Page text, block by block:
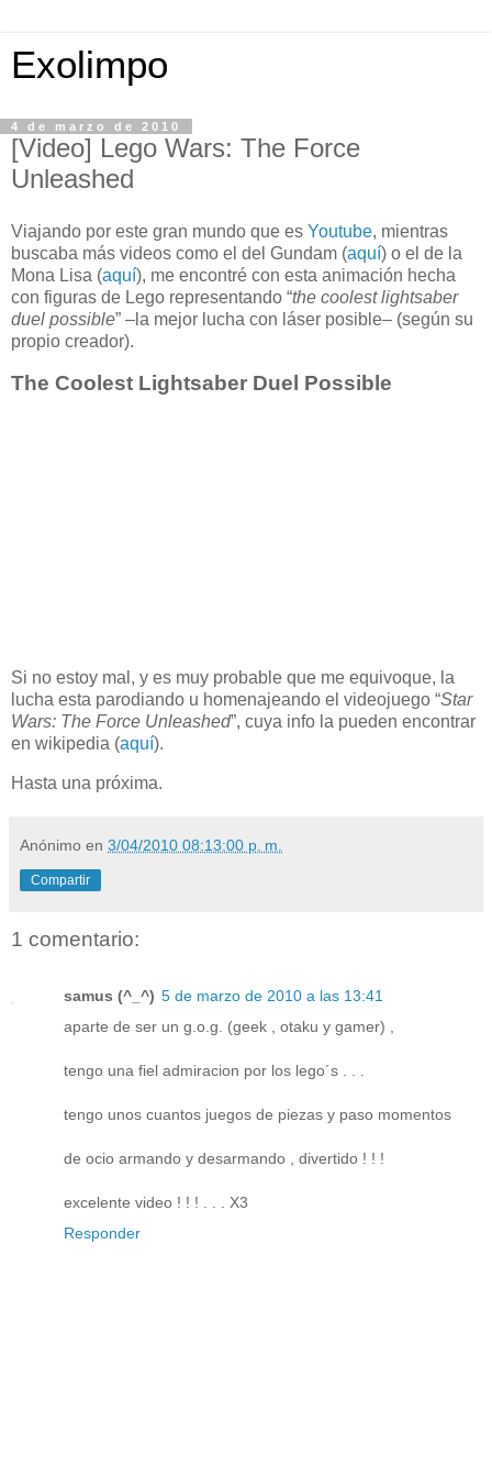
Exolimpo
4 de marzo de 2010
[Video] Lego Wars: The Force
Unleashed
Viajando por este gran mundo que es Youtube, mientras
buscaba más videos como el del Gundam (aquí) o el de la
Mona Lisa (aquí), me encontré con esta animación hecha
con figuras de Lego representando “the coolest lightsaber
duel possible” –la mejor lucha con láser posible– (según su
propio creador).
The Coolest Lightsaber Duel Possible
Si no estoy mal, y es muy probable que me equivoque, la
lucha esta parodiando u homenajeando el videojuego “Star
Wars: The Force Unleashed”, cuya info la pueden encontrar
en wikipedia (aquí).
Hasta una próxima.
Anónimo en 3/04/2010 08:13:00 p. m.
Compartir
1 comentario:
samus (^_^) 5 de marzo de 2010 a las 13:41
aparte de ser un g.o.g. (geek , otaku y gamer) ,
tengo una fiel admiracion por los lego´s . . .
tengo unos cuantos juegos de piezas y paso momentos
de ocio armando y desarmando , divertido ! ! !
excelente video ! ! ! . . . X3
Responder